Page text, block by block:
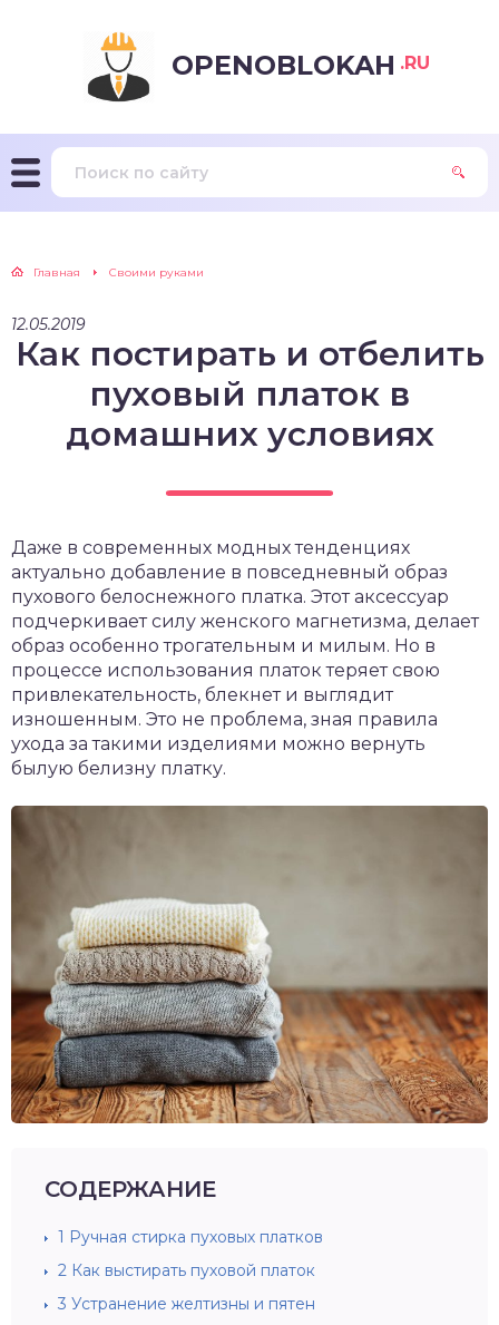
OPENOBLOKAH .RU
Главная Своими руками
12.05.2019
Как постирать и отбелить
пуховый платок в
домашних условиях
Даже в современных модных тенденциях
актуально добавление в повседневный образ
пухового белоснежного платка. Этот аксессуар
подчеркивает силу женского магнетизма, делает
образ особенно трогательным и милым. Но в
процессе использования платок теряет свою
привлекательность, блекнет и выглядит
изношенным. Это не проблема, зная правила
ухода за такими изделиями можно вернуть
былую белизну платку.
СОДЕРЖАНИЕ
1 Ручная стирка пуховых платков
2 Как выстирать пуховой платок
3 Устранение желтизны и пятен